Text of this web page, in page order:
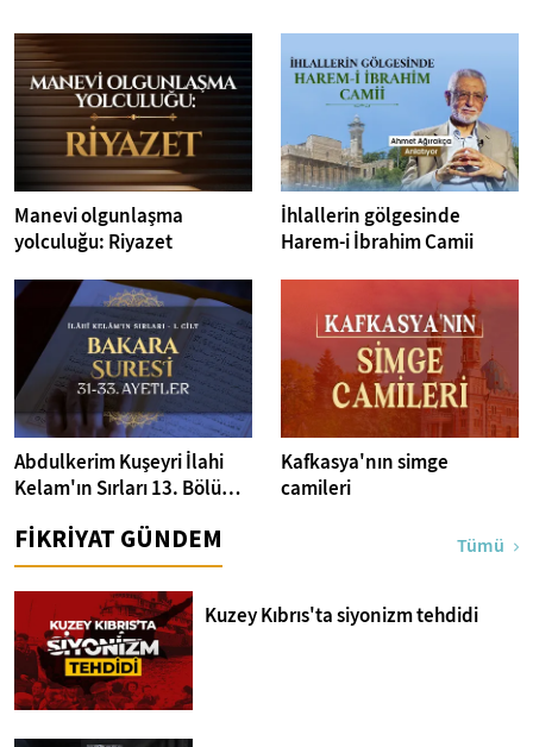
Manevi olgunlaşma
yolculuğu: Riyazet
İhlallerin gölgesinde
Harem-i İbrahim Camii
Abdulkerim Kuşeyri İlahi
Kelam'ın Sırları 13. Bölüm I
Ayetler Tefsiri
Kafkasya'nın simge
camileri
FİKRİYAT GÜNDEM Tümü
Kuzey Kıbrıs'ta siyonizm tehdidi